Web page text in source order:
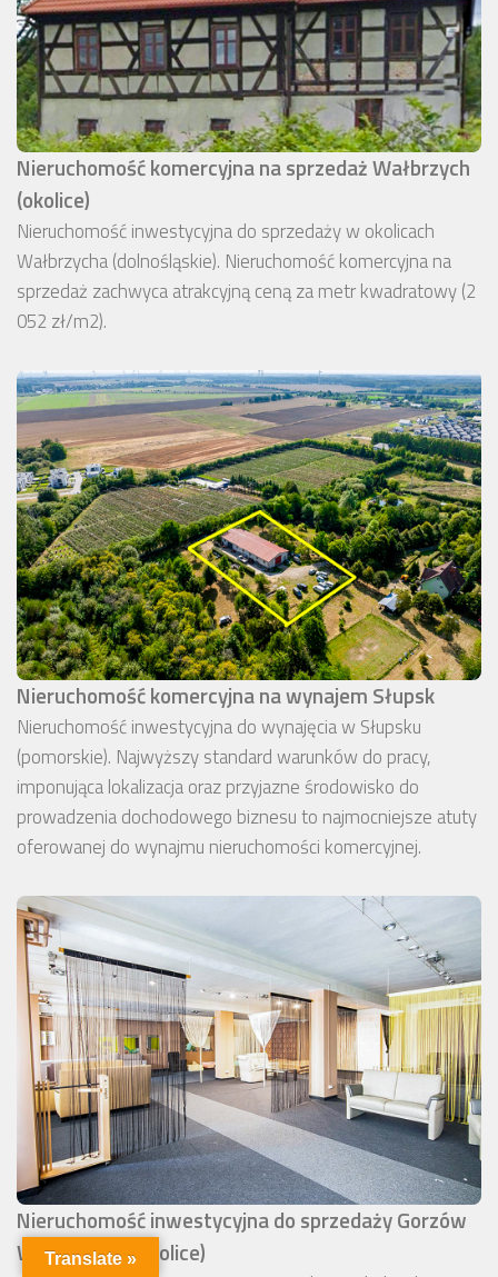
Nieruchomość komercyjna na sprzedaż Wałbrzych
(okolice)
Nieruchomość inwestycyjna do sprzedaży w okolicach
Wałbrzycha (dolnośląskie). Nieruchomość komercyjna na
sprzedaż zachwyca atrakcyjną ceną za metr kwadratowy (2
052 zł/m2).
Nieruchomość komercyjna na wynajem Słupsk
Nieruchomość inwestycyjna do wynajęcia w Słupsku
(pomorskie). Najwyższy standard warunków do pracy,
imponująca lokalizacja oraz przyjazne środowisko do
prowadzenia dochodowego biznesu to najmocniejsze atuty
oferowanej do wynajmu nieruchomości komercyjnej.
Nieruchomość inwestycyjna do sprzedaży Gorzów
Wielkopolski (okolice)
Translate »